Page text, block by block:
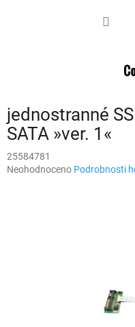
jednostranné
SATA »ver. 1«
25584781
Průměrné
Neohodnoceno Podrobnosti